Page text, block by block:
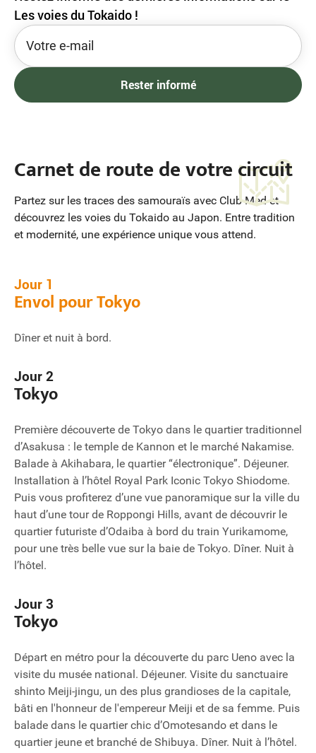
Les voies du Tokaido !
Carnet de route de votre circuit
Partez sur les traces des samouraïs avec Club Med et
découvrez les voies du Tokaido au Japon. Entre tradition
et modernité, une expérience unique vous attend.
Jour 1
Envol pour Tokyo
Dîner et nuit à bord.
Jour 2
Tokyo
Première découverte de Tokyo dans le quartier traditionnel
d’Asakusa : le temple de Kannon et le marché Nakamise.
Balade à Akihabara, le quartier “électronique”. Déjeuner.
Installation à l’hôtel Royal Park Iconic Tokyo Shiodome.
Puis vous profiterez d’une vue panoramique sur la ville du
haut d’une tour de Roppongi Hills, avant de découvrir le
quartier futuriste d’Odaiba à bord du train Yurikamome,
pour une très belle vue sur la baie de Tokyo. Dîner. Nuit à
l’hôtel.
Jour 3
Tokyo
Départ en métro pour la découverte du parc Ueno avec la
visite du musée national. Déjeuner. Visite du sanctuaire
shinto Meiji-jingu, un des plus grandioses de la capitale,
bâti en l'honneur de l'empereur Meiji et de sa femme. Puis
balade dans le quartier chic d’Omotesando et dans le
quartier jeune et branché de Shibuya. Dîner. Nuit à l’hôtel.